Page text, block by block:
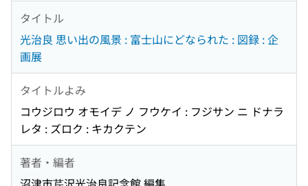
タイトル
光治良 思い出の風景 : 富士山にどなられた : 図録 : 企
画展
タイトルよみ
コウジロウ オモイデ ノ フウケイ : フジサン ニ ドナラ
レタ : ズロク : キカクテン
著者・編者